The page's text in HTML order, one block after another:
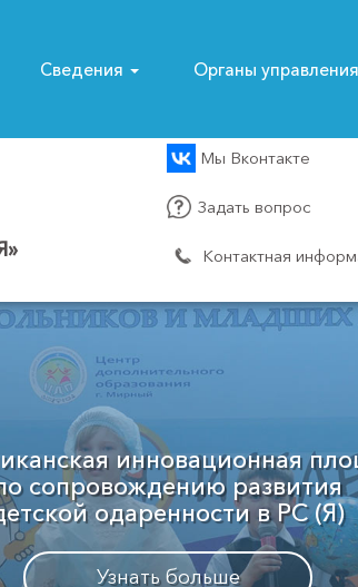
Сведения Органы управления
Мы Вконтакте
Задать вопрос
Контактная
опорный
Мирнинского района
Узнать больше